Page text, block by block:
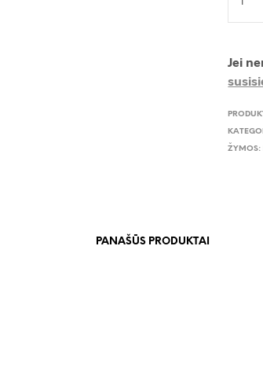
Jei
ŽYMOS:
PANAŠŪS PRODUKTAI